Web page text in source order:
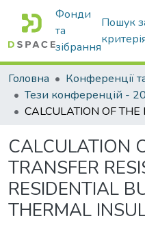
Фонди
та
зібрання
Пошук
Головна
Тези конференцій -
CALCULATION
TRANSFER
RESIDENTIAL
THERMAL